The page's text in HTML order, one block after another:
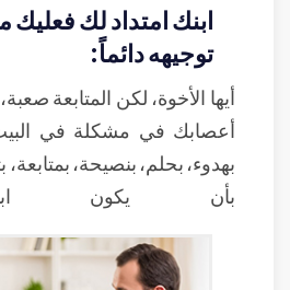
ابنك امتداد لك فعليك
توجيهه دائماً:
أيها الأخوة، لكن المتابعة
أعصابك في مشكلة في
بهدوء، بحلم، بنصيحة، بمتابعة،
بأن يكون